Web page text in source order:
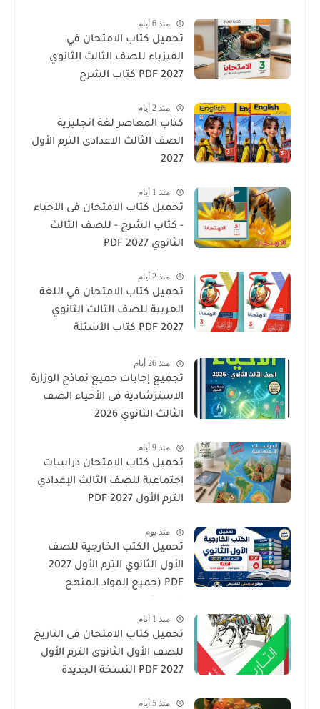
منذ 6 أيام
تحميل كتاب الامتحان في
الفيزياء للصف الثالث الثانوي
2027 PDF كتاب الشرح
منذ 2 أيام
كتاب المعاصر لغة انجليزية
الصف الثالث الاعدادى الترم الأول
2027
منذ 1 أيام
تحميل كتاب الامتحان فى الأحياء
- كتاب الشرح - للصف الثالث
الثانوي 2027 PDF
منذ 2 أيام
تحميل كتاب الامتحان في اللغة
العربية للصف الثالث الثانوي
2027 PDF كتاب الأسئلة
منذ 26 أيام
تجميع إجابات جميع نماذج الوزارة
الاسترشادية فى الأحياء الصف
الثالث الثانوي 2026
منذ 9 أيام
تحميل كتاب الامتحان دراسات
اجتماعية للصف الثالث الإعدادي
الترم الأول 2027 PDF
منذ يوم
تحميل الكتب الخارجية للصف
الأول الثانوي الترم الأول 2027
PDF (جميع المواد المنهج
منذ 1 أيام
تحميل كتاب الامتحان فى التاريخ
للصف الأول الثانوى الترم الأول
2027 PDF النسخة الجديدة
منذ 5 أيام